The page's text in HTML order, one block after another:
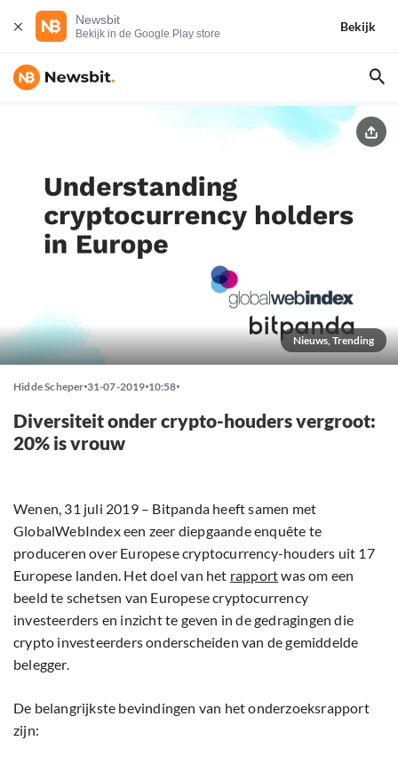
Newsbit
Bekijk in de Google Play store
Bekijk
Nieuws, Trending
Hidde Scheper 31-07-2019 10:58
Diversiteit onder crypto-houders vergroot:
20% is vrouw
Wenen, 31 juli 2019 – Bitpanda heeft samen met
GlobalWebIndex een zeer diepgaande enquête te
produceren over Europese cryptocurrency-houders uit 17
Europese landen. Het doel van het rapportwas om een
beeld te schetsen van Europese cryptocurrency
investeerders en inzicht te geven in de gedragingen die
crypto investeerders onderscheiden van de gemiddelde
belegger.
De belangrijkste bevindingen van het onderzoeksrapport
zijn: